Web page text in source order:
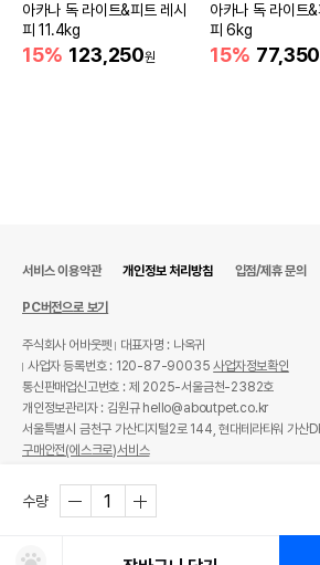
아카나 독 라이트&피트 레시
피 11.4kg
15% 123,250원
아카나 독 라이트&
피 6kg
15% 77,350
수량
서비스 이용약관 개인정보 처리방침 입점/제휴 문의
PC버전으로 보기
주식회사 어바웃펫
대표자명 : 나옥귀
사업자 등록번호 : 120-87-90035사업자정보확인
통신판매업신고번호 : 제 2025-서울금천-2382호
개인정보관리자 : 김원규 hello@aboutpet.co.kr
서울특별시 금천구 가산디지털2로 144, 현대테라타워 가
구매안전(에스크로)서비스